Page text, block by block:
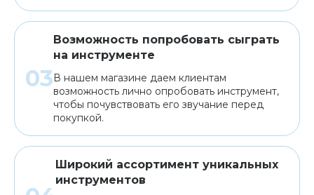
Возможность попробовать сыграть
на инструменте
В нашем магазине даем клиентам
возможность лично опробовать инструмент,
чтобы почувствовать его звучание перед
покупкой.
Широкий ассортимент уникальных
инструментов